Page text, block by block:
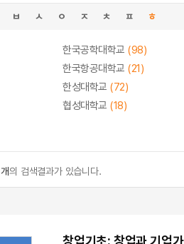
ㅂ ㅅ ㅇ ㅈ ㅊ ㅍ ㅎ
한국공학대학교 (98)
한국항공대학교 (21)
한성대학교 (72)
협성대학교 (18)
개의 검색결과가 있습니다.
창업기초: 창업과 기업